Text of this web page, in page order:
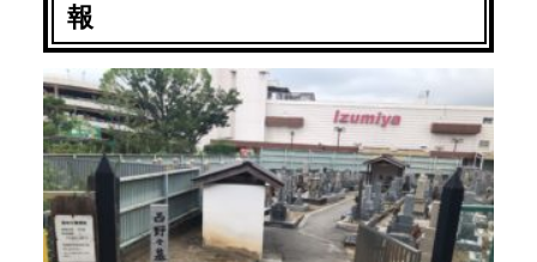
報